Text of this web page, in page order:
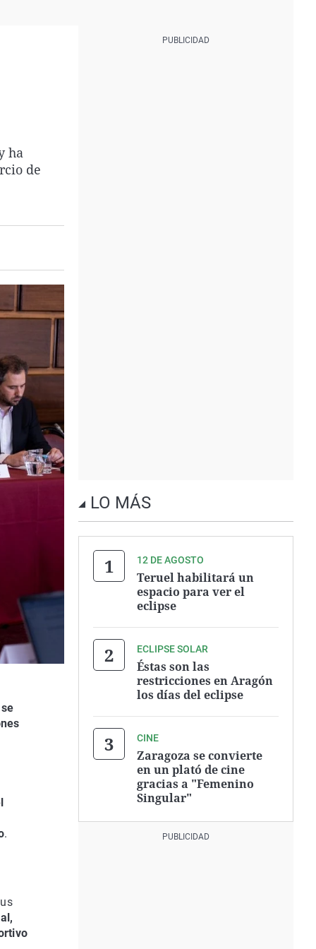
ha
de
.
LO MÁS
12 DE AGOSTO
Teruel habilitará un
espacio para ver el
eclipse
ECLIPSE SOLAR
Éstas son las
restricciones en Aragón
los días del eclipse
CINE
Zaragoza se convierte
en un plató de cine
gracias a "Femenino
Singular"